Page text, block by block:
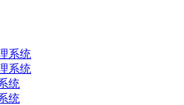
系统
系统
统
统